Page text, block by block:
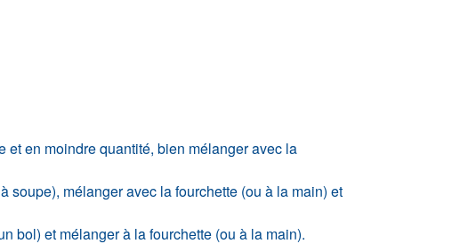
et en moindre quantité, bien mélanger avec la
soupe), mélanger avec la fourchette (ou à la main) et
bol) et mélanger à la fourchette (ou à la main).